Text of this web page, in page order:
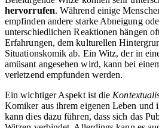
hervorrufen. Während einige
empfinden andere starke Abneigung
unterschiedlichen Reaktionen hängen
Erfahrungen, dem kulturellen
Situationskomik ab. Ein Witz, der in
amüsant angesehen wird, kann bei
verletzend empfunden werden.
Ein wichtiger Aspekt ist die
Komiker aus ihrem eigenen Leben und
kann dies dazu führen, dass sich das